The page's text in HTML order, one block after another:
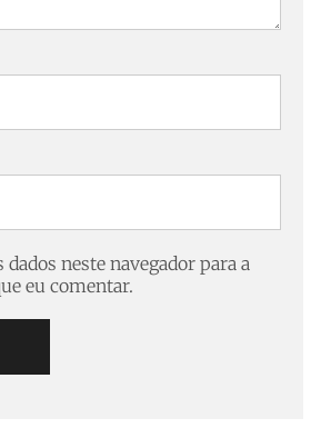
dados neste navegador para a
eu comentar.